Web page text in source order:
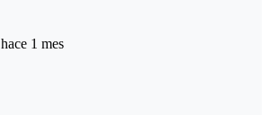
hace 1 mes